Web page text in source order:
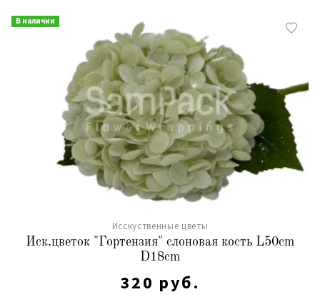
В наличии
Исскуственные цветы
Иск.цветок "Гортензия" слоновая кость L50cm
D18cm
320 руб.